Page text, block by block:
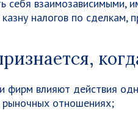
себя взаимозависимыми,
налогов по сделкам,
фирм влияют действия
рыночных отношениях;